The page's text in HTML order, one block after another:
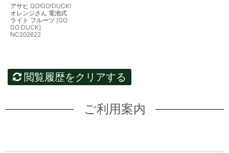
アサヒ GO!GO!DUCK!
オレンジさん 電池式
ライト フルーツ [GO
GO DUCK]
NC202622
閲覧履歴をクリアする
ご利用案内